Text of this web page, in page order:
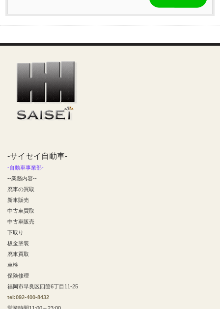
-サイセイ自動車-
-自動車事業部-
--業務内容--
廃車の買取
新車販売
中古車買取
中古車販売
下取り
板金塗装
廃車買取
車検
保険修理
福岡市早良区四箇6丁目11-25
tel:092-400-8432